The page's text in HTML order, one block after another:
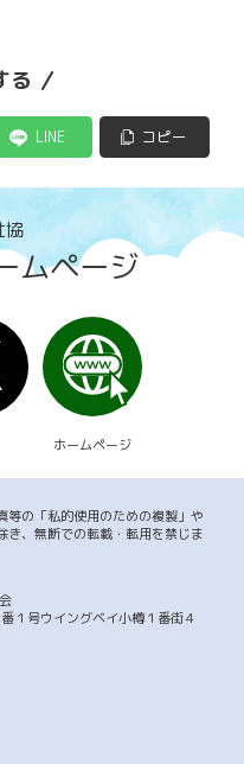
る
LINE コピー
協
ムページ
ホームページ
等の「私的使用のための複製」や
き、無断での転載・転用を禁じま
号ウイングベイ小樽１番街４